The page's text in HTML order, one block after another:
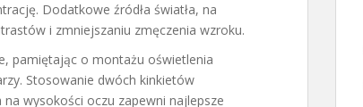
Dodatkowe źródła światła, na
i zmniejszaniu zmęczenia wzroku.
pamiętając o montażu oświetlenia
Stosowanie dwóch kinkietów
wysokości oczu zapewni najlepsze